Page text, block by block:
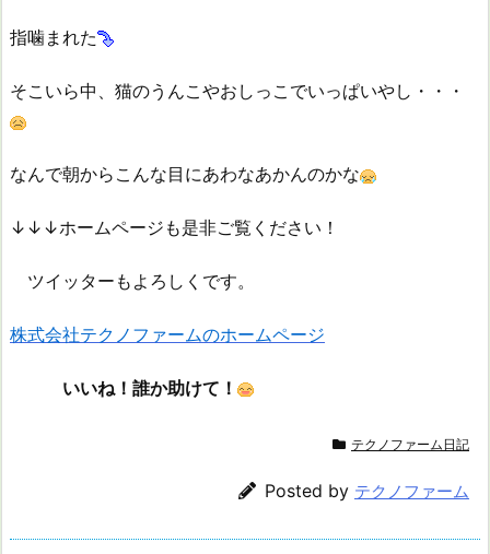
指噛まれた
そこいら中、猫のうんこやおしっこでいっぱいやし・・・
なんで朝からこんな目にあわなあかんのかな
↓↓↓ホームページも是非ご覧ください！
ツイッターもよろしくです。
株式会社テクノファームのホームページ
いいね！誰か助けて！
テクノファーム日記
Posted by テクノファーム